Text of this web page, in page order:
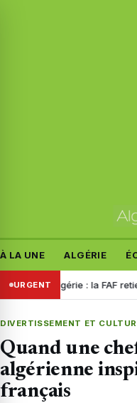
À LA UNE ALGÉRIE
URGENT: la FAF retient trois
DIVERTISSEMENT ET
Quand une
algérienne
français